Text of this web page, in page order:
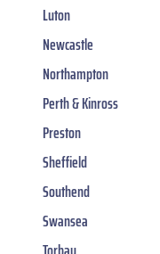
Luton
Newcastle
Northampton
Perth & Kinross
Preston
Sheffield
Southend
Swansea